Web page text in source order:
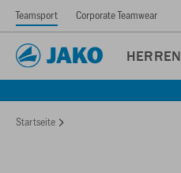
Teamsport Corporate Teamwear
HERREN
Startseite